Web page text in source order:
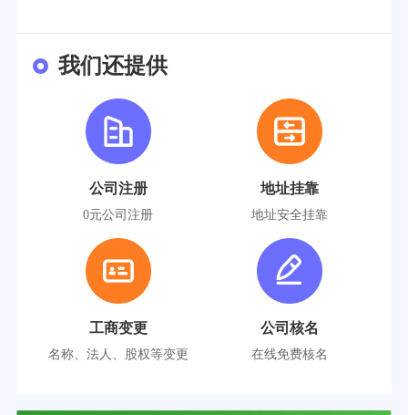
我们还提供
公司注册
0元公司注册
地址挂靠
地址安全挂靠
工商变更
名称、法人、股权等变更
公司核名
在线免费核名